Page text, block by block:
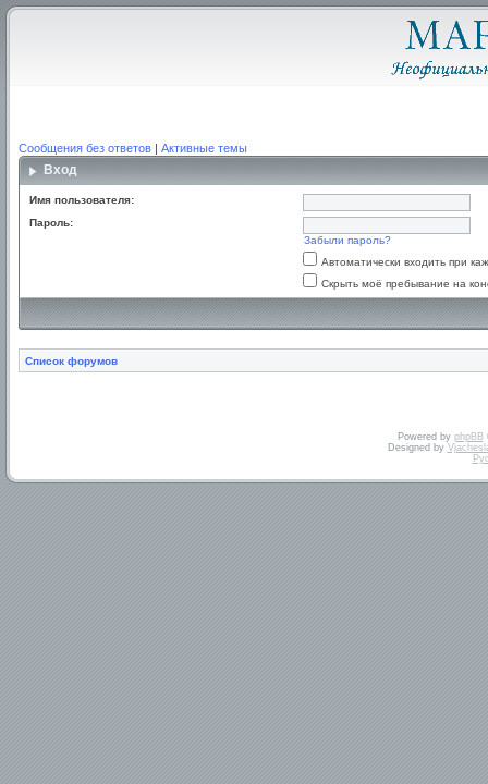
Сообщения без ответов | Активные темы
Вход
Имя пользователя:
Пароль:
Забыли пароль?
Автоматически входить при
Скрыть моё пребывание на
Список форумов
Powered by phpBB
Designed by